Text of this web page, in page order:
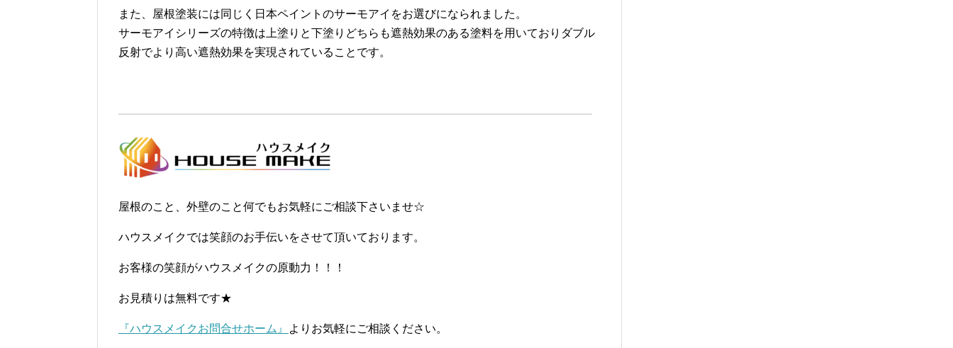
また、屋根塗装には同じく日本ペイントのサーモアイをお選びになられました。
サーモアイシリーズの特徴は上塗りと下塗りどちらも遮熱効果のある塗料を用いておりダブル
反射でより高い遮熱効果を実現されていることです。
屋根のこと、外壁のこと何でもお気軽にご相談下さいませ☆
ハウスメイクでは笑顔のお手伝いをさせて頂いております。
お客様の笑顔がハウスメイクの原動力！！！
お見積りは無料です★
『ハウスメイクお問合せホーム』 よりお気軽にご相談ください。